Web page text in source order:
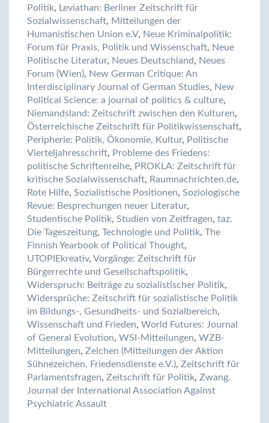
Politik, Leviathan: Berliner Zeitschrift für
Sozialwissenschaft, Mitteilungen der
Humanistischen Union e.V, Neue Kriminalpolitik:
Forum für Praxis, Politik und Wissenschaft, Neue
Politische Literatur, Neues Deutschland, Neues
Forum (Wien), New German Critique: An
Interdisciplinary Journal of German Studies, New
Political Science: a journal of politics & culture,
Niemandsland: Zeitschrift zwischen den Kulturen,
Österreichische Zeitschrift für Politikwissenschaft,
Peripherie: Politik, Ökonomie, Kultur, Politische
Vierteljahresschrift, Probleme des Friedens:
politische Schriftenreihe, PROKLA: Zeitschrift für
kritische Sozialwissenschaft, Raumnachrichten.de,
Rote Hilfe, Sozialistische Positionen, Soziologische
Revue: Besprechungen neuer Literatur,
Studentische Politik, Studien von Zeitfragen, taz.
Die Tageszeitung, Technologie und Politik, The
Finnish Yearbook of Political Thought,
UTOPIEkreativ, Vorgänge: Zeitschrift für
Bürgerrechte und Gesellschaftspolitik,
Widerspruch: Beiträge zu sozialistischer Politik,
Widersprüche: Zeitschrift für sozialistische Politik
im Bildungs-, Gesundheits- und Sozialbereich,
Wissenschaft und Frieden, World Futures: Journal
of General Evolution, WSI-Mitteilungen, WZB-
Mitteilungen, Zeichen (Mitteilungen der Aktion
Sühnezeichen, Friedensdienste e.V.), Zeitschrift für
Parlamentsfragen, Zeitschrift für Politik, Zwang.
Journal der International Association Against
Psychiatric Assault